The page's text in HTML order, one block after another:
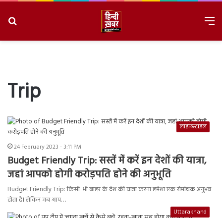
Trip
लाइफ़स्टाइल
24 February 2023 - 3:11 PM
Budget Friendly Trip: सस्तें में करें इन देशों की यात्रा,
जहां आपको होगी करोड़पति होने की अनुभूति
Budget Friendly Trip: किसी भी बाहर के देश की यात्रा करना हमेशा एक रोमांचक अनुभव
होता है। लेकिन जब आप…
Uttarakhand